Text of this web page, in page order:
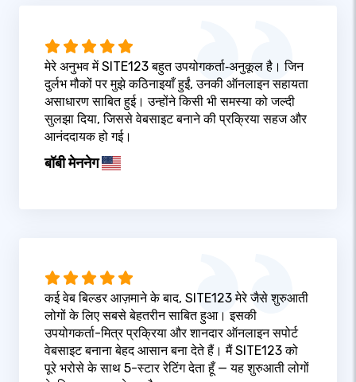
मेरे अनुभव में SITE123 बहुत उपयोगकर्ता‑अनुकूल है। जिन
दुर्लभ मौकों पर मुझे कठिनाइयाँ हुईं, उनकी ऑनलाइन सहायता
असाधारण साबित हुई। उन्होंने किसी भी समस्या को जल्दी
सुलझा दिया, जिससे वेबसाइट बनाने की प्रक्रिया सहज और
आनंददायक हो गई।
बॉबी मेननेग
कई वेब बिल्डर आज़माने के बाद, SITE123 मेरे जैसे शुरुआती
लोगों के लिए सबसे बेहतरीन साबित हुआ। इसकी
उपयोगकर्ता-मित्र प्रक्रिया और शानदार ऑनलाइन सपोर्ट
वेबसाइट बनाना बेहद आसान बना देते हैं। मैं SITE123 को
पूरे भरोसे के साथ 5-स्टार रेटिंग देता हूँ — यह शुरुआती लोगों